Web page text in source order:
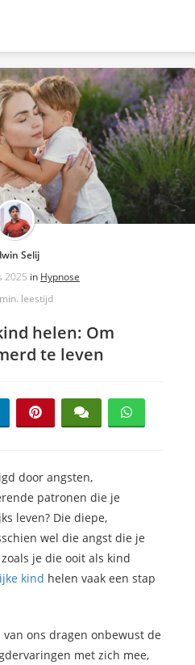
Selij
2025 in Hypnose
leestijd
helen: Om
te leven
door angsten,
patronen die je
leven? Die diepe,
wel die angst die je
je die ooit als kind
kind helen vaak een stap
ons dragen onbewust de
met zich mee,